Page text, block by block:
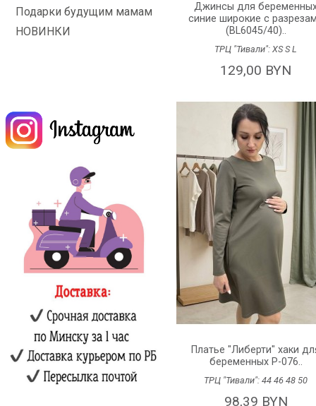
Подарки будущим мамам
НОВИНКИ
Джинсы для
синие широкие с
(BL6045/40)..
ТРЦ "Тивали":XSSL
129,00 BYN
Платье "Либерти" хаки
беременных P-076..
ТРЦ "Тивали":444648 50
98,39 BYN